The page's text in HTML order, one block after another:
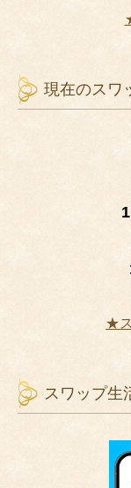
現在のスワ
★
スワップ生